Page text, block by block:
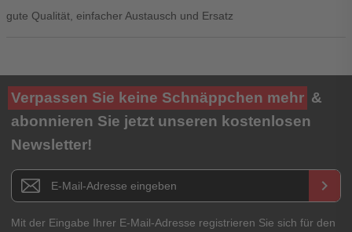
gute Qualität, einfacher Austausch und Ersatz
Ihre Bewertung**
★★★★★
Titel**
E-Mail-Adresse
Ihr Passwort
Verpassen Sie keine Schnäppchen mehr &
abonnieren Sie jetzt unseren kostenlosen
Newsletter!
Newsletter E-Mail Adresse keyboard_arrow_right
Mit der Eingabe Ihrer E-Mail-Adresse registrieren Sie sich für den